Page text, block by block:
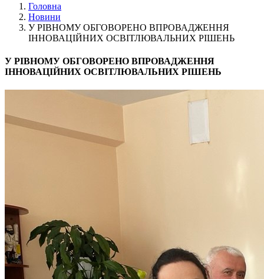
Головна
Новини
У РІВНОМУ ОБГОВОРЕНО ВПРОВАДЖЕННЯ
ІННОВАЦІЙНИХ ОСВІТЛЮВАЛЬНИХ РІШЕНЬ
У РІВНОМУ ОБГОВОРЕНО ВПРОВАДЖЕННЯ
ІННОВАЦІЙНИХ ОСВІТЛЮВАЛЬНИХ РІШЕНЬ